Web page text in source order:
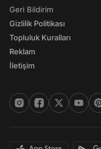
Geri Bildirim
Gizlilik Politikası
Topluluk Kuralları
Reklam
İletişim